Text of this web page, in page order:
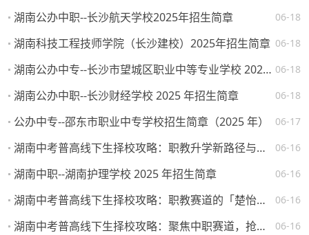
06-18
湖南公办中职--长沙航天学校2025年招生简章
06-18
湖南科技工程技师学院（长沙建校）2025年招生简章
06-18
湖南公办中专--长沙市望城区职业中等专业学校 2025 年招生简章
06-18
湖南公办中职--长沙财经学校 2025 年招生简章
06-17
公办中专--邵东市职业中专学校招生简章（2025 年）
06-16
湖南中考普高线下生择校攻略：职教升学新路径与热门院校解析
06-16
湖南中职--湖南护理学校 2025 年招生简章
06-16
湖南中考普高线下生择校攻略：职教赛道的「楚怡」机遇与突围路径
06-16
湖南中考普高线下生择校攻略：聚焦中职赛道，抢占升学就业先机